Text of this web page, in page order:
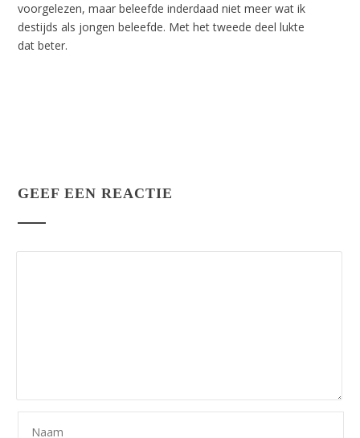
voorgelezen, maar beleefde inderdaad niet meer wat ik
destijds als jongen beleefde. Met het tweede deel lukte
dat beter.
GEEF EEN REACTIE